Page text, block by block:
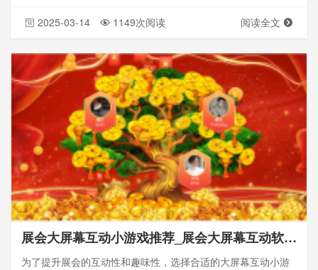
2025-03-14 1149次阅读 阅读全文
展会大屏幕互动小游戏推荐_展会大屏幕互动软件_怎么选择
为了提升展会的互动性和趣味性，选择合适的大屏幕互动小游